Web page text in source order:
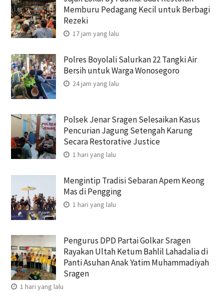
Memburu Pedagang Kecil untuk Berbagi
Rezeki
17 jam yang lalu
Polres Boyolali Salurkan 22 Tangki Air
Bersih untuk Warga Wonosegoro
24 jam yang lalu
Polsek Jenar Sragen Selesaikan Kasus
Pencurian Jagung Setengah Karung
Secara Restorative Justice
1 hari yang lalu
Mengintip Tradisi Sebaran Apem Keong
Mas di Pengging
1 hari yang lalu
Pengurus DPD Partai Golkar Sragen
Rayakan Ultah Ketum Bahlil Lahadalia di
Panti Asuhan Anak Yatim Muhammadiyah
Sragen
1 hari yang lalu